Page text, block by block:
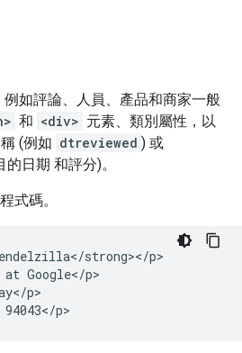
如評論、人員、產品和商家一般
和 <div> 元素、類別屬性，以
(例如 dtreviewed ) 或
的日期 和評分)。
式碼。
strong></p>
Google</p>
p>
p>